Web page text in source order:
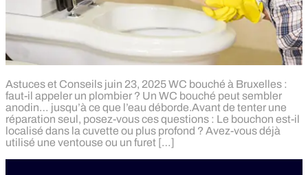
Astuces et Conseils juin 23, 2025 WC bouché à Bruxelles :
faut-il appeler un plombier ? Un WC bouché peut sembler
anodin… jusqu’à ce que l’eau déborde.Avant de tenter une
réparation seul, posez-vous ces questions : Le bouchon est-il
localisé dans la cuvette ou plus profond ? Avez-vous déjà
utilisé une ventouse ou un furet […]